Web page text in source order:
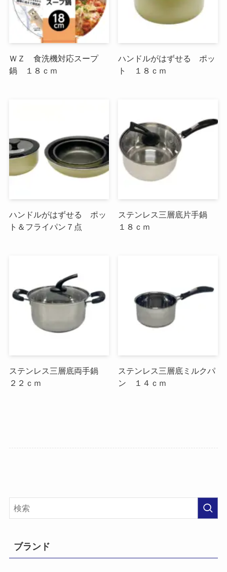
ＷＺ 食洗機対応スープ
鍋 １８ｃｍ
ハンドルがはずせる ポッ
ト １８ｃｍ
ハンドルがはずせる ポッ
ト＆フライパン７点
ステンレス三層底片手鍋
１８ｃｍ
ステンレス三層底両手鍋
２２ｃｍ
ステンレス三層底ミルクパ
ン １４ｃｍ
ブランド